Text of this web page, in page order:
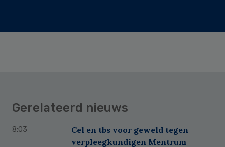
Gerelateerd nieuws
8:03
Cel en tbs voor geweld tegen
verpleegkundigen Mentrum